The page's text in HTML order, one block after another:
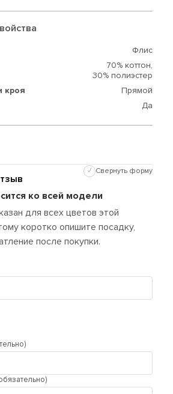
Флис
70% коттон,
30% полиэстер
кроя
Прямой
Да
✓ Свернуть форму
ко всей модели
для всех цветов этой
коротко опишите посадку,
после покупки.